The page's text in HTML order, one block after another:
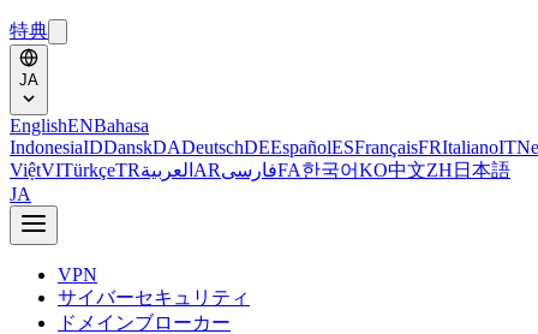
特典
JA
EnglishENBahasa
IndonesiaIDDanskDADeutschDEEspañolESFrançaisFRItalianoIT
ViệtVITürkçeTRالعربية ARفارسیFA한국어KO中文ZH 日本語
JA
VPN
サイバーセキュリティ
ドメインブローカー